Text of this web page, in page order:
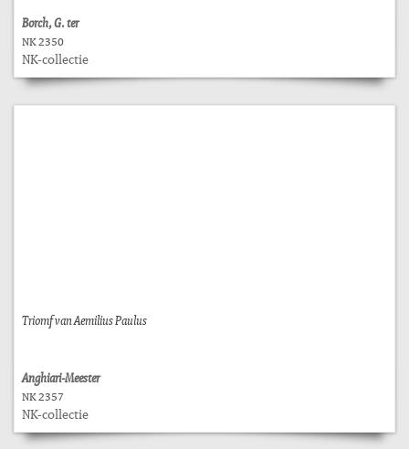
Borch, G. ter
NK 2350
NK-collectie
Triomf van Aemilius Paulus
Anghiari-Meester
NK 2357
NK-collectie